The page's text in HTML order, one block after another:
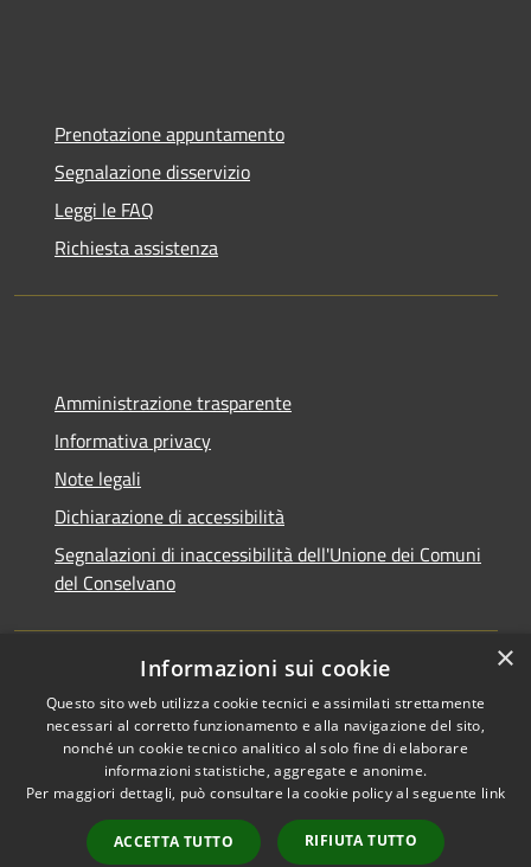
Prenotazione appuntamento
Segnalazione disservizio
Leggi le FAQ
Richiesta assistenza
Amministrazione trasparente
Informativa privacy
Note legali
Dichiarazione di accessibilità
Segnalazioni di inaccessibilità dell'Unione dei Comuni
del Conselvano
Accessibilità
Copyright © 2026 • Unione dei
Comuni del Conselvano •
Powered byMunicipium
×
Informazioni sui cookie
Questo sito web utilizza cookie tecnici e assimilati strettamente
necessari al corretto funzionamento e alla navigazione del sito,
nonché un cookie tecnico analitico al solo fine di elaborare
informazioni statistiche, aggregate e anonime.
Per maggiori dettagli, può consultare la cookie policy al seguente link
ACCETTA TUTTO RIFIUTA TUTTO